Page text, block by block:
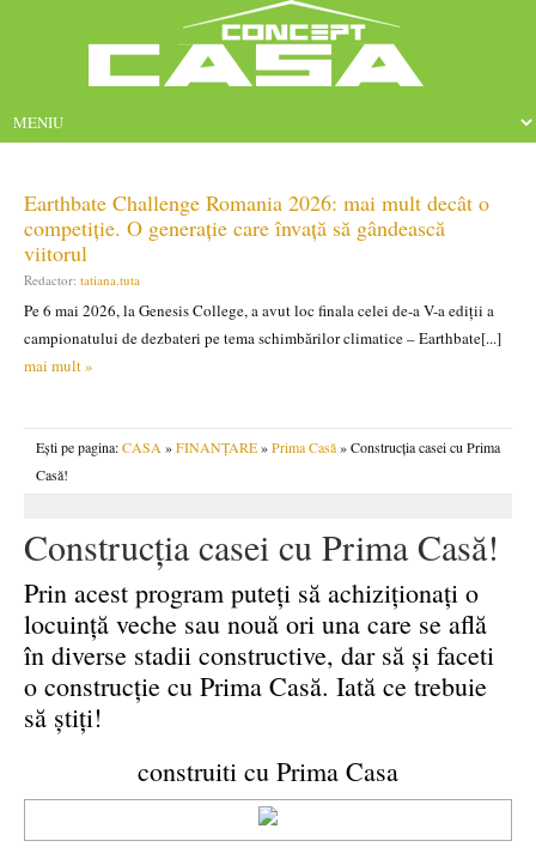
Earthbate Challenge Romania 2026: mai mult decât o
competiție. O generație care învață să gândească
viitorul
Redactor: tatiana.tuta
Pe 6 mai 2026, la Genesis College, a avut loc finala celei de-a V-a ediții a
campionatului de dezbateri pe tema schimbărilor climatice – Earthbate[...]
mai mult »
Ești pe pagina:CASA »FINANȚARE»Prima Casă» Construcția casei cu Prima
Casă!
Construcția casei cu Prima Casă!
Prin acest program puteți să achiziționați o
locuință veche sau nouă ori una care se află
în diverse stadii constructive, dar să și faceti
o construcție cu Prima Casă. Iată ce trebuie
să știți!
construiti cu Prima Casa